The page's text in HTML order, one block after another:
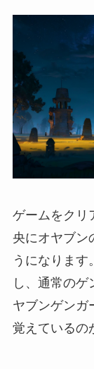
ゲームをクリ
央にオヤブン
うになります
し、通常の
ヤブンゲンガ
覚えているの